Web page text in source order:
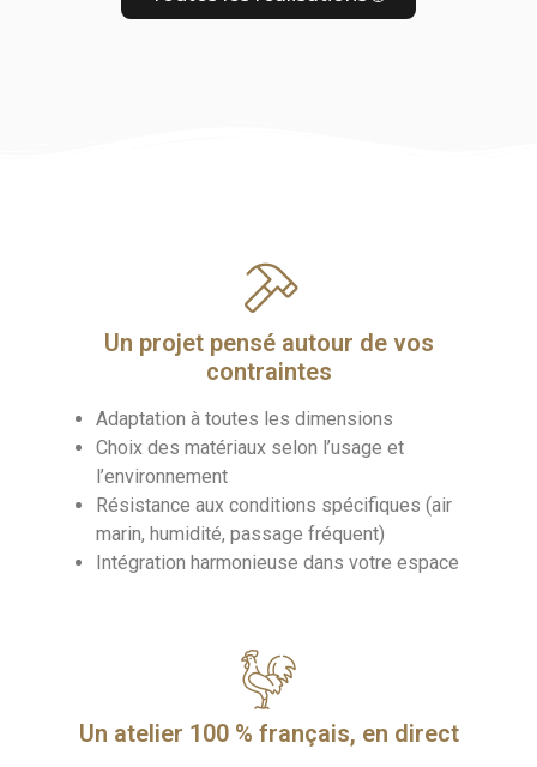
Un projet pensé autour de vos
contraintes
Adaptation à toutes les dimensions
Choix des matériaux selon l’usage et
l’environnement
Résistance aux conditions spécifiques (air
marin, humidité, passage fréquent)
Intégration harmonieuse dans votre espace
Un atelier 100 % français, en direct